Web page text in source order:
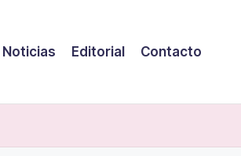
Noticias Editorial Contacto